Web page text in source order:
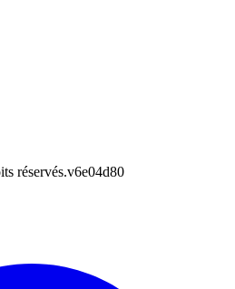
réservés.v6e04d80